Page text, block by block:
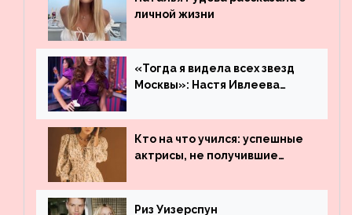
личной жизни
«Тогда я видела всех звезд
Москвы»: Настя Ивлеева
популярности и выложила
архивные фото
Кто на что учился: успешные
актрисы, не получившие
Риз Уизерспун